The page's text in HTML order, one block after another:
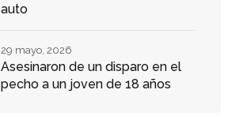
auto
Asesinaron de un disparo en el
pecho a un joven de 18 años
29 mayo, 2026